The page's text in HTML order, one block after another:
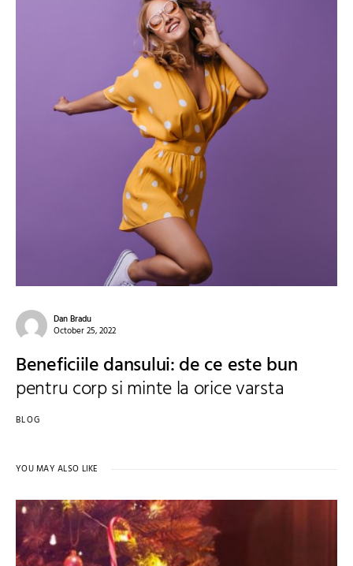
Dan Bradu
October 25, 2022
Beneficiile dansului: de ce este bun
pentru corp si minte la orice varsta
BLOG
YOU MAY ALSO LIKE